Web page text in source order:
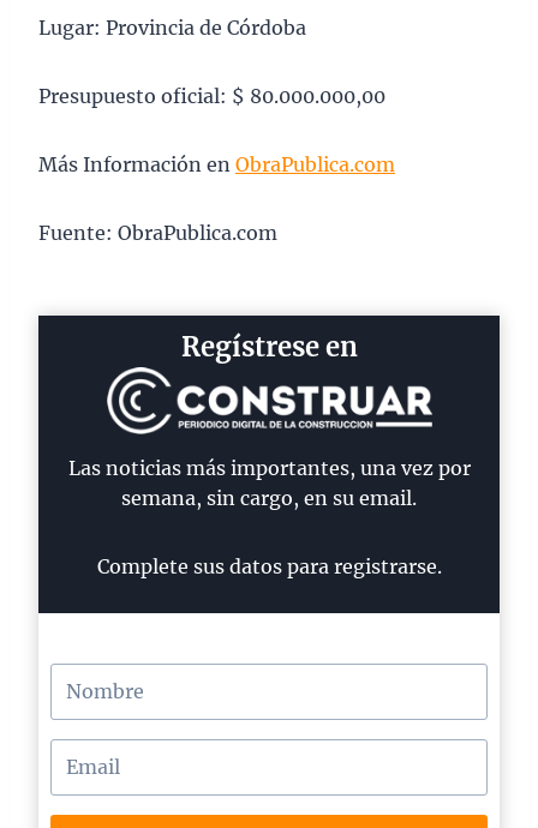
Lugar: Provincia de Córdoba
Presupuesto oficial: $ 80.000.000,00
Más Información en ObraPublica.com
Fuente: ObraPublica.com
Regístrese en
Las noticias más importantes, una vez por
semana, sin cargo, en su email.
Complete sus datos para registrarse.